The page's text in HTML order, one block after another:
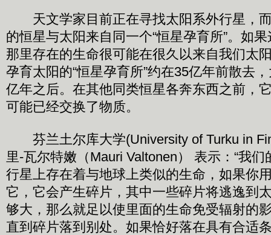
天文学家目前正在寻找太阳系外行星，
的恒星与太阳来自同一个“恒星孕育所”。如
那里存在的生命很可能在很久以来自我们太
孕育太阳的“恒星孕育所”约在35亿年前散去
亿年之后。在其他同类恒星各奔东西之前，
可能已经交换了物质。
芬兰土尔库大学(University of Turku in
里-瓦尔特嫩（Mauri Valtonen） 表示：“我
行星上存在着与地球上类似的生命，如果你
它，它会产生碎片，其中一些碎片将逃逸到
够大，那么就足以使里面的生命免受辐射的
直到碎片落到别处。如果恰好落在具有合适